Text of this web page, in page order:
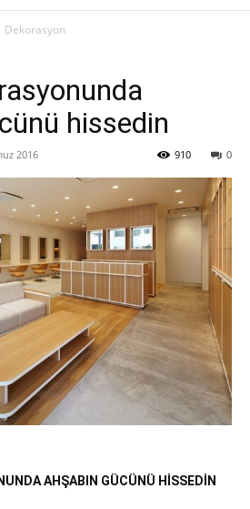
Dekorasyon
hissedin
2016 0
910
AHŞABIN GÜCÜNÜ HISSEDIN